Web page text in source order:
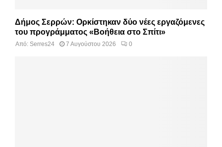
Δήμος Σερρών: Ορκίστηκαν δύο νέες εργαζόμενες
του προγράμματος «Βοήθεια στο Σπίτι»
Από: Serres24 7 Αυγούστου 2026 0